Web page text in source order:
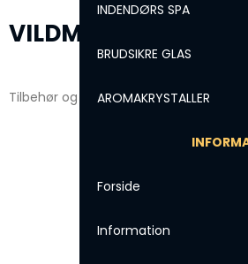
VILDMARKSBAD
Tilbehør og vandpleje til vildmarksbade
INDENDØRS SPA
BRUDSIKRE GLAS
AROMAKRYSTALLER
Forside
Information